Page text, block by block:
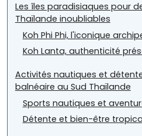
Les îles paradisiaques pour
Thaïlande inoubliables
Koh Phi Phi, l'iconique
Koh Lanta, authenticité
Activités nautiques et
balnéaire au Sud Thaïlande
Sports nautiques et
Détente et bien-être